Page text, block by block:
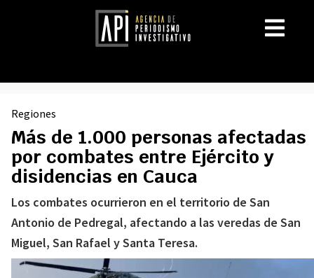
Regiones
Más de 1.000 personas afectadas
por combates entre Ejército y
disidencias en Cauca
Los combates ocurrieron en el territorio de San
Antonio de Pedregal, afectando a las veredas de San
Miguel, San Rafael y Santa Teresa.